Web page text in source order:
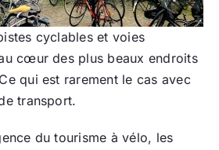
cyclables et voies
cœur des plus beaux endroits
qui est rarement le cas avec
transport.
du tourisme à vélo, les